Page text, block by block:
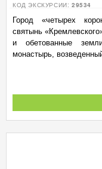
КОД ЭКСКУРСИИ: 29534
Город «четырех
святынь
и обетованные
монастырь,